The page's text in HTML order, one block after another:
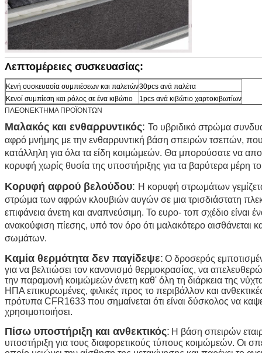
Λεπτομέρειες συσκευασίας:
Κενή συσκευασία συμπιέσεων και παλετών30pcs ανά παλέτα
Κενοί συμπίεση και ρόλος σε ένα κιβώτιο
1pcs ανά κιβώτιο χαρτοκιβωτίων
ΠΛΕΟΝΕΚΤΗΜΑ ΠΡΟΪΟΝΤΩΝ
Μαλακός και ενθαρρυντικός: Το υβριδικό στρώμα
αφρό μνήμης με την ενθαρρυντική βάση σπειρών τσεπών, που
κατάλληλη για όλα τα είδη κοιμώμεών. Θα μπορούσατε να
κορυφή χωρίς θυσία της υποστήριξης για τα βαρύτερα μέρη
Κορυφή αφρού βελούδου: Η κορυφή στρωμάτων
στρώμα των αφρών κλουβιών αυγών σε μια τρισδιάστατη
επιφάνεια άνετη και αναπνεύσιμη. Το ευρο- τοπ σχέδιο είναι
ανακούφιση πίεσης, υπό τον όρο ότι μαλακότερο αισθάνεται
σωμάτων.
Καμία θερμότητα δεν παγίδεψε: Ο δροσερός
για να βελτιώσει τον κανονισμό θερμοκρασίας, να
την παραμονή κοιμώμεών άνετη καθ' όλη τη διάρκεια της
ΗΠΑ επικυρωμένες, φιλικές προς το περιβάλλον και
πρότυπα CFR1633 που σημαίνεται ότι είναι δύσκολος να
χρησιμοποιήσει.
Πίσω υποστήριξη και ανθεκτικός: Η βάση σπειρών
υποστήριξη για τους διαφορετικούς τύπους κοιμώμεών. Οι